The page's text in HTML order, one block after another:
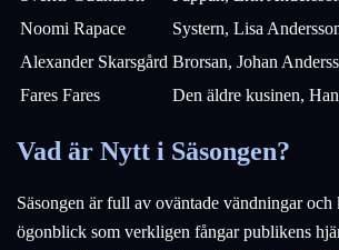
Noomi Rapace
Systern, Lisa
Alexander Skarsgård Brorsan, Johan
Fares Fares
Den äldre kusinen,
Vad är Nytt i Säsongen?
Säsongen är full av oväntade vändningar och
ögonblick som verkligen fångar publikens